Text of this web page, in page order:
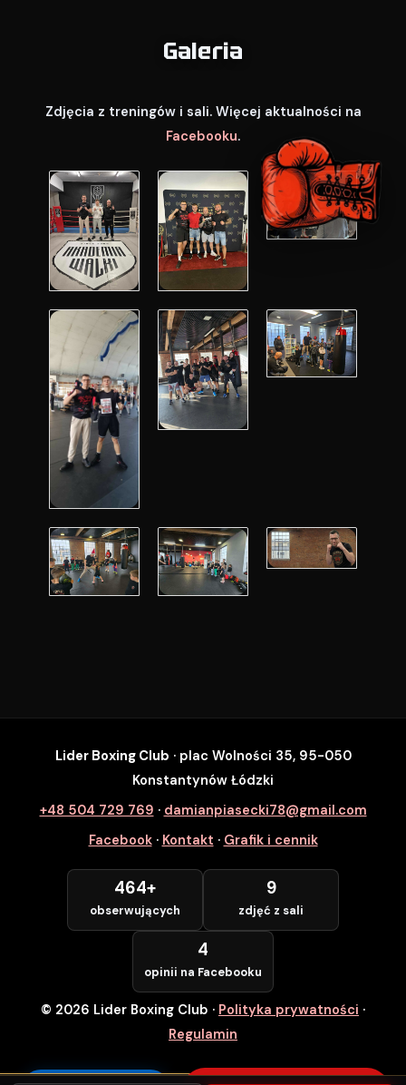
Galeria
Zdjęcia z treningów i sali. Więcej aktualności na
Facebooku.
SZYBKI ZAPIS
Zapisz się na wybrane zajęcia
Numer Telefonu *
POTWIERDZAM — WCHODZĘ ZA
DARMO
Lider Boxing Club · plac Wolności 35, 95-050
Konstantynów Łódzki
+48 504 729 769 · damianpiasecki78@gmail.com
Facebook· Kontakt · Grafik i cennik
464+
obserwujących
9
zdjęć z sali
4
opinii na Facebooku
© 2026 Lider Boxing Club · Polityka prywatności ·
Regulamin